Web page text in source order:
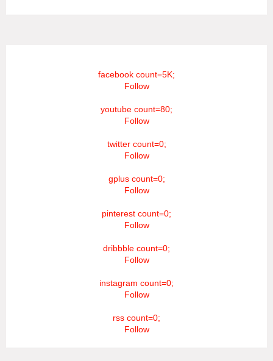
facebook count=5K;
Follow
youtube count=80;
Follow
twitter count=0;
Follow
gplus count=0;
Follow
pinterest count=0;
Follow
dribbble count=0;
Follow
instagram count=0;
Follow
rss count=0;
Follow